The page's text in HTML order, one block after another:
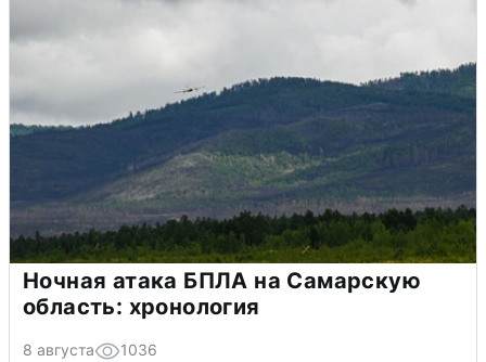
Ночная атака БПЛА на Самарскую
область: хронология
8 августа 1036